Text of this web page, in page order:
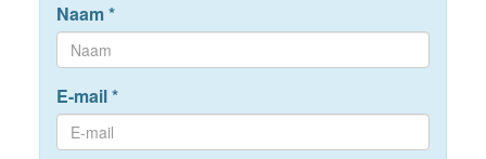
Naam*
E-mail*